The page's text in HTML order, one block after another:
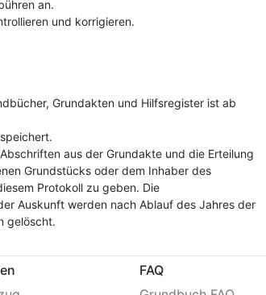
an.
und korrigieren.
Grundakten und Hilfsregister ist ab
aus der Grundakte und die Erteilung
Grundstücks oder dem Inhaber des
Protokoll zu geben. Die
Auskunft werden nach Ablauf des Jahres der
gelöscht.
FAQ